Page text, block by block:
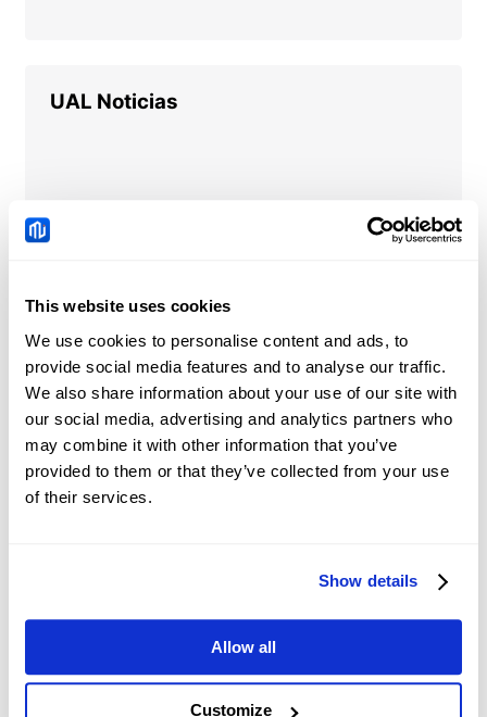
This website uses cookies
We use cookies to personalise content and ads, to
provide social media features and to analyse our traffic.
We also share information about your use of our site with
our social media, advertising and analytics partners who
may combine it with other information that you’ve
provided to them or that they’ve collected from your use
of their services.
Show details
Allow all
Customize
UAL Noticias